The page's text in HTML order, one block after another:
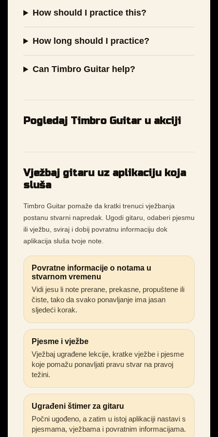
How should I practice this?
How long should I practice?
Can Timbro Guitar help?
Pogledaj Timbro Guitar u akciji
Vježbaj gitaru uz aplikaciju koja
sluša
Timbro Guitar pomaže da kratki trenuci vježbanja
postanu stvarni napredak. Ugodi gitaru, odaberi pjesmu
ili vježbu, sviraj i dobij povratnu informaciju dok
aplikacija sluša tvoje note.
Povratne informacije o notama u
stvarnom vremenu
Vidi jesu li note prerane, prekasne, propuštene ili
čiste, tako da svako ponavljanje ima jasan
sljedeći korak.
Pjesme i vježbe
Vježbaj ugrađene lekcije, kratke vježbe i pjesme
koje pomažu ponavljati pravu stvar na pravoj
težini.
Ugrađeni štimer za gitaru
Počni ugođeno, a zatim u istoj aplikaciji nastavi s
pjesmama, vježbama i povratnim informacijama.